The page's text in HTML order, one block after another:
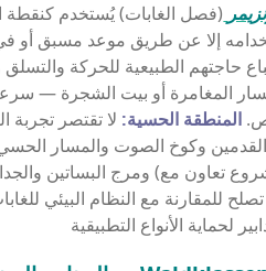
إلا عن طريق موعد مسبق أو
حاجتهم الطبيعية للحركة
المغامرة أو بيت الشجرة —
المنطقة الحسية: لا تقتصر
وكوخ الصوت والمسار
للمقارنة مع النظام البيئي